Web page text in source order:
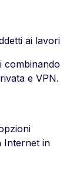
ai lavori
combinando
e VPN.
Internet in